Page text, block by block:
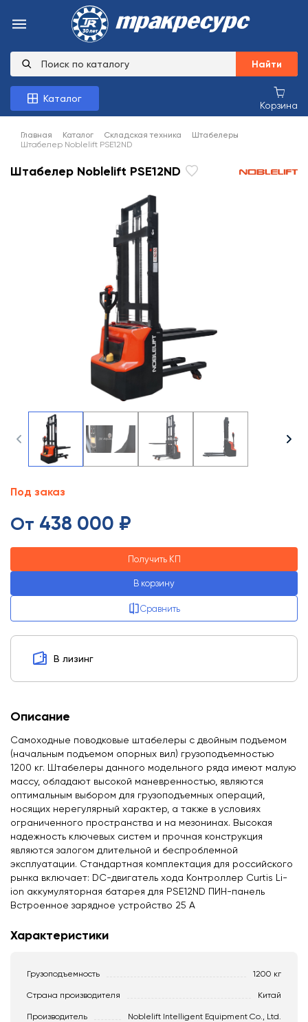
Найти
Каталог
Корзина
Главная Каталог Складская техника
Штабелеры
Штабелер Noblelift PSE12ND
Штабелер Noblelift PSE12ND
Под заказ
От 438 000 ₽
Получить КП
В корзину
Сравнить
В лизинг
Описание
Самоходные поводковые штабелеры с двойным подъемом
(начальным подъемом опорных вил) грузоподъемностью
1200 кг. Штабелеры данного модельного ряда имеют малую
массу, обладают высокой маневренностью, являются
оптимальным выбором для грузоподъемных операций,
носящих нерегулярный характер, а также в условиях
ограниченного пространства и на мезонинах. Высокая
надежность ключевых систем и прочная конструкция
являются залогом длительной и беспроблемной
эксплуатации. Стандартная комплектация для российского
рынка включает: DС-двигатель хода Контроллер Curtis Li-
ion аккумуляторная батарея для PSE12ND ПИН-панель
Встроенное зарядное устройство 25 А
Характеристики
Грузоподъемность 1200 кг
Страна производителя Китай
Производитель Noblelift Intelligent Equipment Co., Ltd.